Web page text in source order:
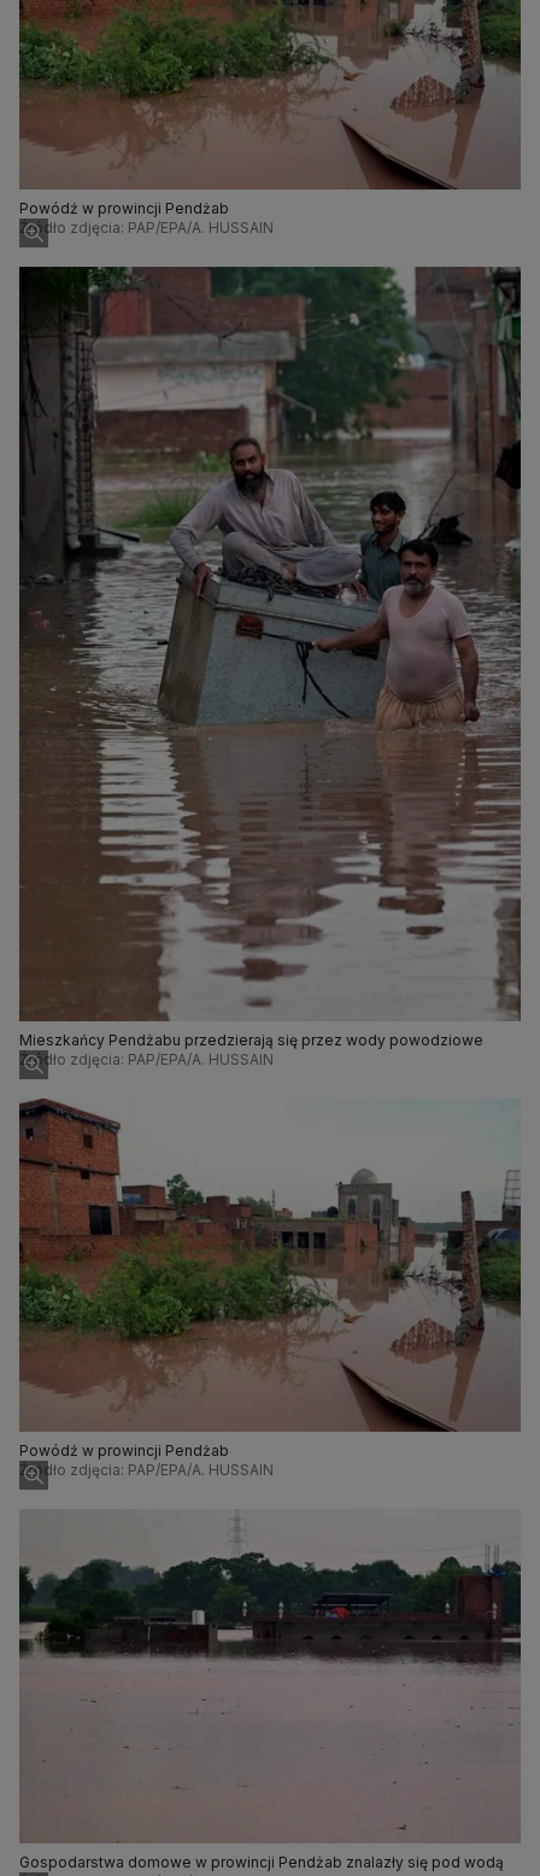
Powódź w prowincji Pendżab
Źródło zdjęcia: PAP/EPA/A. HUSSAIN
Mieszkańcy Pendżabu przedzierają się przez wody powodziowe
Źródło zdjęcia: PAP/EPA/A. HUSSAIN
Powódź w prowincji Pendżab
Źródło zdjęcia: PAP/EPA/A. HUSSAIN
Gospodarstwa domowe w prowincji Pendżab znalazły się pod wodą